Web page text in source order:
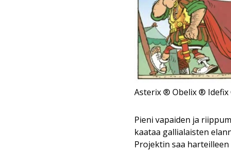
Asterix ® Obelix ®
Pieni vapaiden ja
kaataa gallialaisten
Projektin saa